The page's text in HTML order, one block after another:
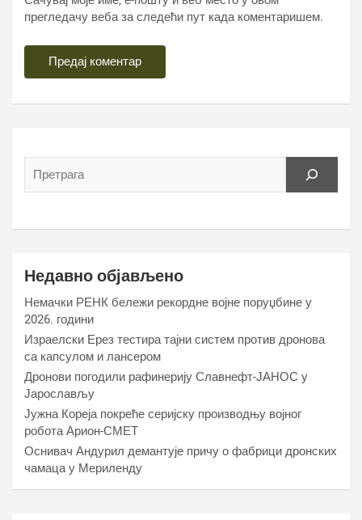
прегледачу веба за следећи пут када коментаришем.
Недавно објављено
Немачки РЕНК бележи рекордне војне поруџбине у
2026. години
Израелски Ерез тестира тајни систем против дронова
са капсулом и лансером
Дронови погодили рафинерију Славнефт-ЈАНОС у
Јарослављу
Јужна Кореја покреће серијску производњу војног
робота Арион-СМЕТ
Оснивач Андурил демантује причу о фабрици дронских
чамаца у Мериленду